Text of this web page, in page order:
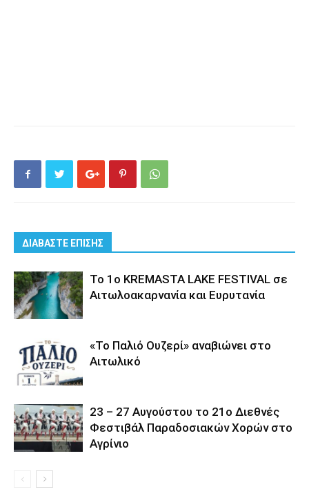
ΔΙΑΒΑΣΤΕ ΕΠΙΣΗΣ
Το 1ο KREMASTA LAKE FESTIVAL σε
Αιτωλοακαρνανία και Ευρυτανία
«Το Παλιό Ουζερί» αναβιώνει στο
Αιτωλικό
23 – 27 Aυγούστου το 21ο Διεθνές
Φεστιβάλ Παραδοσιακών Χορών στο
Αγρίνιο